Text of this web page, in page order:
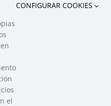
EVENTO
el
CONFIGURAR COOKIES